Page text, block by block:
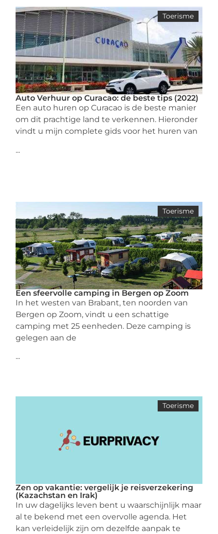
Toerisme
Auto Verhuur op Curacao: de beste tips (2022)
Een auto huren op Curacao is de beste manier
om dit prachtige land te verkennen. Hieronder
vindt u mijn complete gids voor het huren van
...
Toerisme
Een sfeervolle camping in Bergen op Zoom
In het westen van Brabant, ten noorden van
Bergen op Zoom, vindt u een schattige
camping met 25 eenheden. Deze camping is
gelegen aan de
...
Toerisme
Zen op vakantie: vergelijk je reisverzekering
(Kazachstan en Irak)
In uw dagelijks leven bent u waarschijnlijk maar
al te bekend met een overvolle agenda. Het
kan verleidelijk zijn om dezelfde aanpak te